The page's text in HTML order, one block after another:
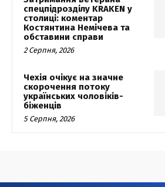
спецпідрозділу KRAKEN у
столиці: коментар
Костянтина Немічева та
обставини справи
2 Серпня, 2026
Чехія очікує на значне
скорочення потоку
українських чоловіків-
біженців
5 Серпня, 2026